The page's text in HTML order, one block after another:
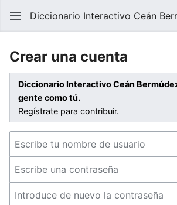
Diccionario Interactivo Ceán
Crear una cuenta
Diccionario Interactivo Ceán
gente como tú.
Regístrate para contribuir.